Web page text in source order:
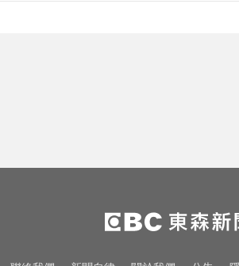
動漫名言激勵自己
一變天膝蓋就發癢？李祖寧自
月板變形，醫揭保骨與增肌兩